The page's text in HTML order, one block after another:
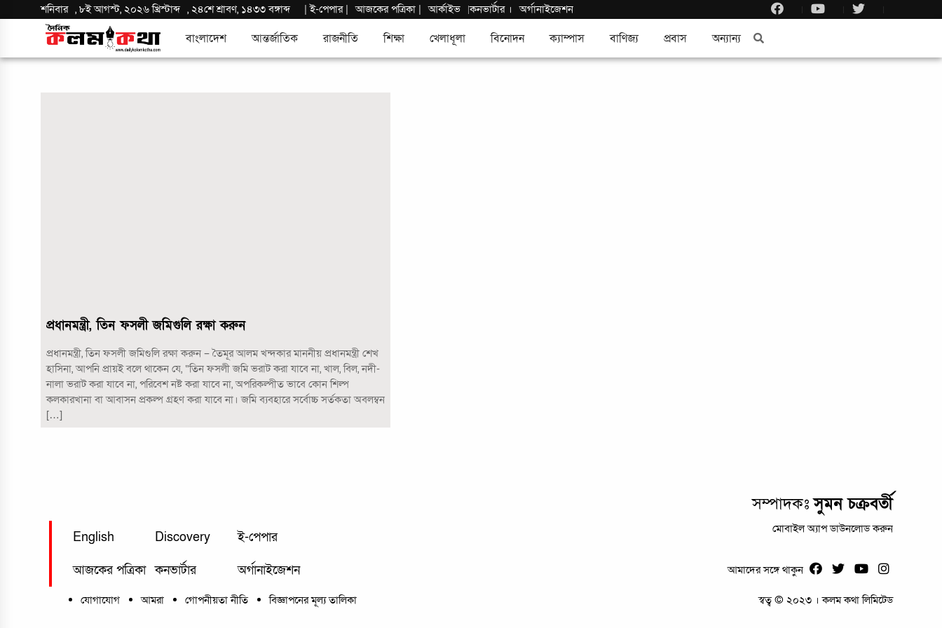
শনিবার ,৮ই আগস্ট, ২০২৬ খ্রিস্টাব্দ ,২৪শে শ্রাবণ, ১৪৩৩ বঙ্গাব্দ |ই-পেপার| আজকের পত্রিকা | আর্কাইভ |কনভার্টার । অর্গানাইজেশন
বাংলাদেশ আন্তর্জাতিক রাজনীতি শিক্ষা খেলাধূলা বিনোদন ক্যাম্পাস বাণিজ্য প্রবাস অন্যান্য
প্রধানমন্ত্রী, তিন ফসলী জমিগুলি রক্ষা করুন
প্রধানমন্ত্রী, তিন ফসলী জমিগুলি রক্ষা করুন – তৈমূর আলম খন্দকার মাননীয় প্রধানমন্ত্রী শেখ
হাসিনা, আপনি প্রায়ই বলে থাকেন যে, “তিন ফসলী জমি ভরাট করা যাবে না, খাল, বিল, নদী-
নালা ভরাট করা যাবে না, পরিবেশ নষ্ট করা যাবে না, অপরিকল্পীত ভাবে কোন শিল্প
কলকারখানা বা আবাসন প্রকল্প গ্রহণ করা যাবে না। জমি ব্যবহারে সর্বোচ্চ সর্তকতা অবলম্বন
[…]
সম্পাদকঃসুমন চক্রবর্তী
English Discovery ই-পেপার
আজকের পত্রিকা কনভার্টার অর্গানাইজেশন
মোবাইল অ্যাপ ডাউনলোড করুন
আমাদের সঙ্গে থাকুন
যোগাযোগ আমরা গোপনীয়তা নীতি বিজ্ঞাপনের মূল্য তালিকা স্বত্ব © ২০২৩ । কলম কথা লিমিটেড